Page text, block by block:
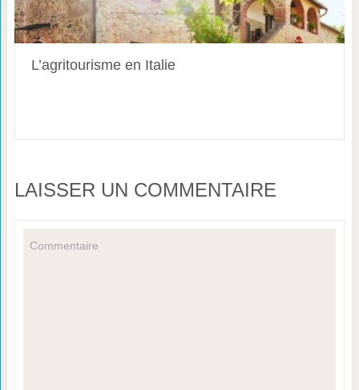
L’agritourisme en Italie
LAISSER UN COMMENTAIRE